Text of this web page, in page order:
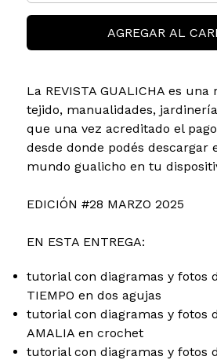
AGREGAR AL
La REVISTA GUALICHA es
tejido, manualidades,
que una vez acreditado el
desde donde podés descargar
mundo gualicho en tu
EDICIÓN #28 MARZO 2025
EN ESTA ENTREGA:
tutorial con diagramas y fotos
TIEMPO en dos agujas
tutorial con diagramas y fotos
AMALIA en crochet
tutorial con diagramas y fotos